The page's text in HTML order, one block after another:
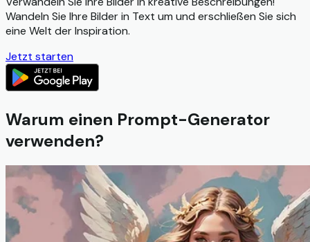
Wandeln Sie Ihre Bilder in Text um und erschließen Sie sich
eine Welt der Inspiration.
Jetzt starten
Warum einen Prompt-Generator
verwenden?